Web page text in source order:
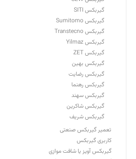
گیربکس SITI
گیربکس Sumitomo
گیربکس Transtecno
گیربکس Yilmaz
گیربکس ZET
گیربکس بهین
گیربکس رضایت
گیربکس رهنما
گیربکس سهند
گیربکس شاکرین
گیربکس شریف
تعمیر گیربکس صنعتی
کاربری گیربکس
گیربکس آویز یا شافت موازی